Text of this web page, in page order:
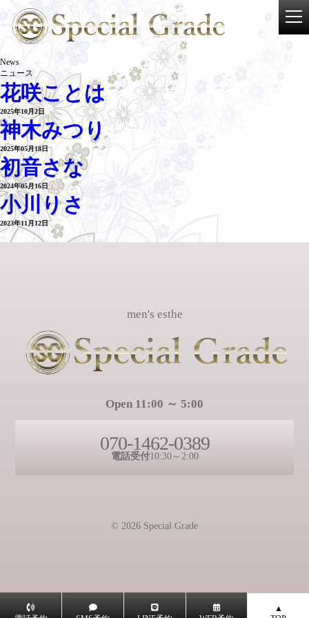
News
ニュース
花咲ことは
2025年10月2日
神木みつり
2025年05月18日
初音さな
2024年05月16日
小川りさ
2023年11月12日
men's esthe
Open 11:00 ～ 5:00
070-1462-0389
電話受付10:30～2:00
© 2026 Special Grade